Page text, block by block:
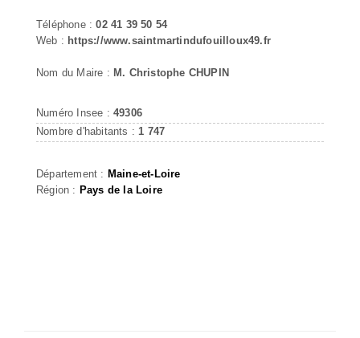
Téléphone :02 41 39 50 54
Web : https://www.saintmartindufouilloux49.fr
Nom du Maire : M. Christophe CHUPIN
Numéro Insee : 49306
Nombre d'habitants : 1 747
Département : Maine-et-Loire
Région : Pays de la Loire